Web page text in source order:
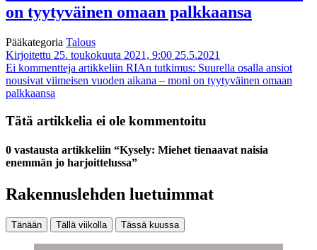
on tyytyväinen omaan palkkaansa
Pääkategoria Talous
Kirjoitettu 25. toukokuuta 2021, 9:00 25.5.2021
Ei kommentteja artikkeliin RIAn tutkimus: Suurella osalla ansiot
nousivat viimeisen vuoden aikana – moni on tyytyväinen omaan
palkkaansa
Tätä artikkelia ei ole kommentoitu
0 vastausta artikkeliin “Kysely: Miehet tienaavat naisia
enemmän jo harjoittelussa”
Rakennuslehden luetuimmat
Tänään Tällä viikolla Tässä kuussa